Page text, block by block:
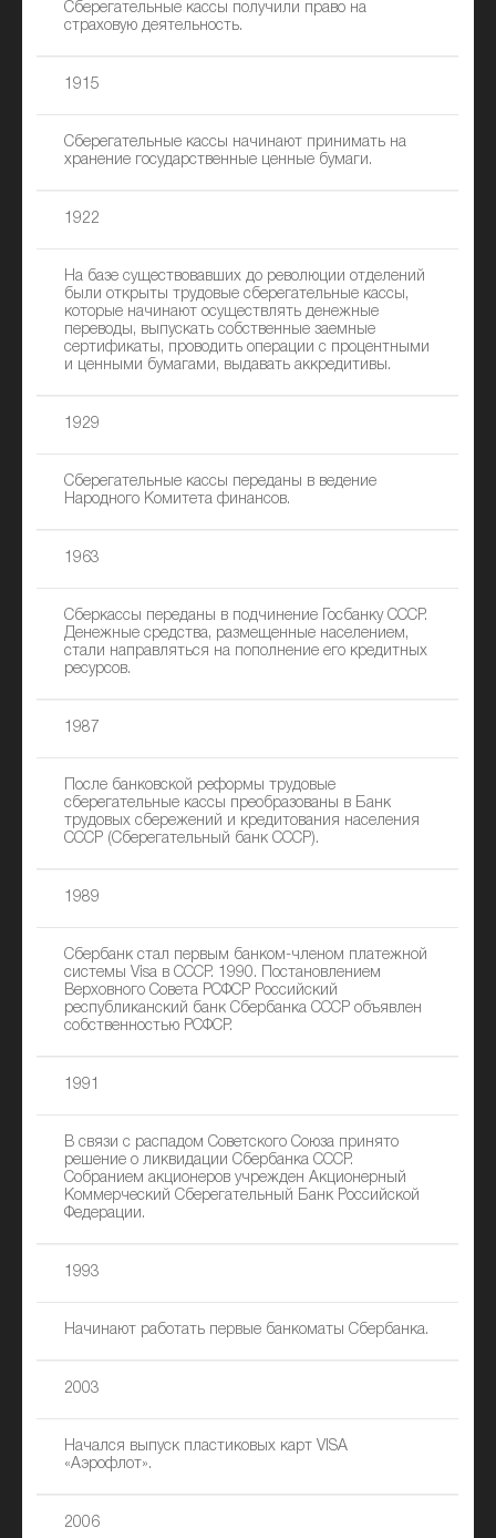
Сберегательные кассы получили право на
страховую деятельность.
1915
Сберегательные кассы начинают принимать на
хранение государственные ценные бумаги.
1922
На базе существовавших до революции отделений
были открыты трудовые сберегательные кассы,
которые начинают осуществлять денежные
переводы, выпускать собственные заемные
сертификаты, проводить операции с процентными
и ценными бумагами, выдавать аккредитивы.
1929
Сберегательные кассы переданы в ведение
Народного Комитета финансов.
1963
Сберкассы переданы в подчинение Госбанку СССР.
Денежные средства, размещенные населением,
стали направляться на пополнение его кредитных
ресурсов.
1987
После банковской реформы трудовые
сберегательные кассы преобразованы в Банк
трудовых сбережений и кредитования населения
СССР (Сберегательный банк СССР).
1989
Сбербанк стал первым банком-членом платежной
системы Visa в СССР. 1990. Постановлением
Верховного Совета РСФСР Российский
республиканский банк Сбербанка СССР объявлен
собственностью РСФСР.
1991
В связи с распадом Советского Союза принято
решение о ликвидации Сбербанка СССР.
Собранием акционеров учрежден Акционерный
Коммерческий Сберегательный Банк Российской
Федерации.
1993
Начинают работать первые банкоматы Сбербанка.
2003
Начался выпуск пластиковых карт VISA
«Аэрофлот».
2006